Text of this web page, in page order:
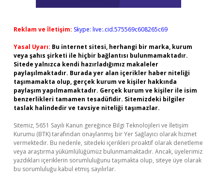
Reklam ve İletişim: Skype: live:.cid.575569c608265c69
Yasal Uyarı: Bu internet sitesi, herhangi bir marka, kurum
veya şahıs şirketi ile hiçbir bağlantısı bulunmamaktadır.
Sitede yalnızca kendi hazırladığımız makaleler
paylaşılmaktadır. Burada yer alan içerikler haber niteliği
taşımamakta olup, gerçek kurum ve kişiler hakkında
paylaşım yapılmamaktadır. Gerçek kurum ve kişiler ile isim
benzerlikleri tamamen tesadüfidir. Sitemizdeki bilgiler
taslak halindedir ve tavsiye niteliği taşımazlar.
Sitemiz, 5651 Sayılı Kanun gereğince Bilgi Teknolojileri ve İletişim
Kurumu (BTK) tarafından onaylanmış bir Yer Sağlayıcı olarak hizmet
vermektedir. Bu nedenle, sitedeki içerikleri proaktif olarak denetleme
veya araştırma yükümlülüğümüz bulunmamaktadır. Ancak, üyelerimiz
yazdıkları içeriklerin sorumluluğunu taşımakta olup, siteye üye olarak
bu sorumluluğu kabul etmiş sayılırlar.